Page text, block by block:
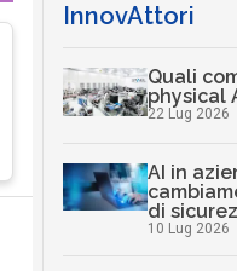
InnovAttori
Quali
physical
22 Lug 2026
AI in
di
10 Lug 2026